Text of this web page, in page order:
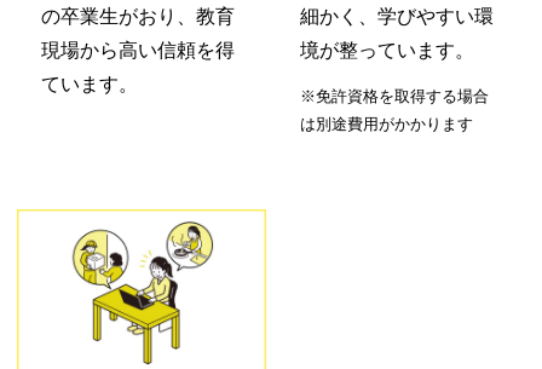
の卒業生がおり、教育
現場から高い信頼を得
ています。
細かく、学びやすい環
境が整っています。
※免許資格を取得する場合
は別途費用がかかります